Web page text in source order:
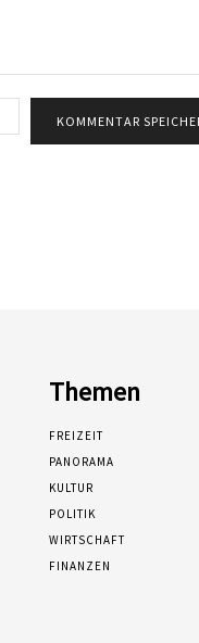
Mail:*
Themen
FREIZEIT
PANORAMA
KULTUR
POLITIK
WIRTSCHAFT
FINANZEN